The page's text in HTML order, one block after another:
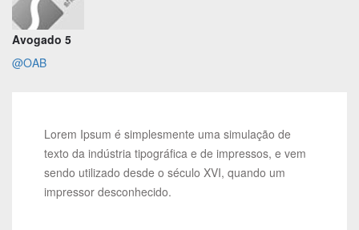
Avogado 5
@OAB
Lorem Ipsum é simplesmente uma simulação de
texto da indústria tipográfica e de impressos, e vem
sendo utilizado desde o século XVI, quando um
impressor desconhecido.